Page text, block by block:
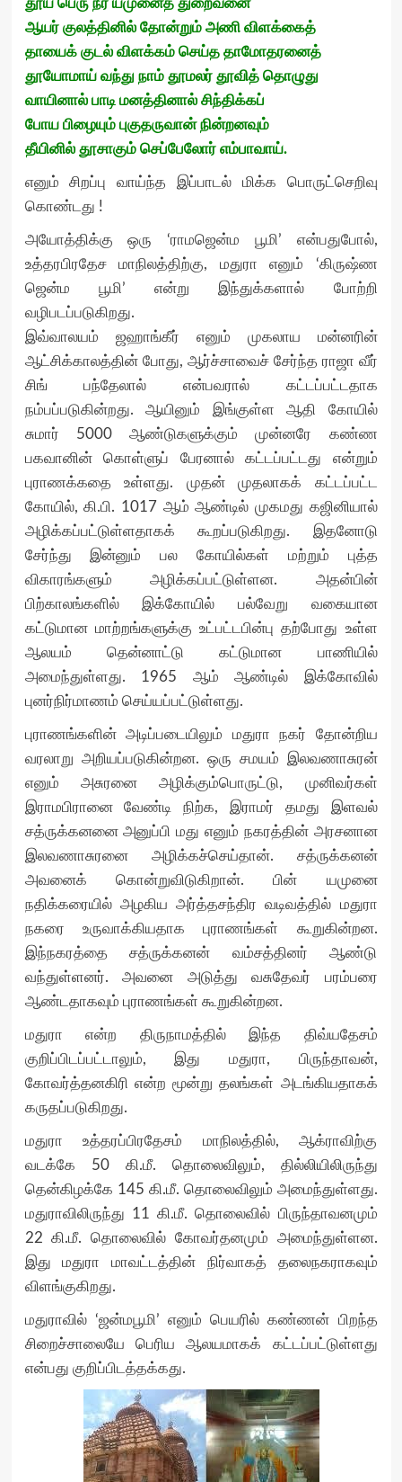
தூய பெரு நீர் யமுனைத் துறைவனை
ஆயர் குலத்தினில் தோன்றும் அணி விளக்கைத்
தாயைக் குடல் விளக்கம் செய்த தாமோதரனைத்
தூயோமாய் வந்து நாம் தூமலர் தூவித் தொழுது
வாயினால் பாடி மனத்தினால் சிந்திக்கப்
போய பிழையும் புகுதருவான் நின்றனவும்
தீயினில் தூசாகும் செப்பேலோர் எம்பாவாய்.
எனும் சிறப்பு வாய்ந்த இப்பாடல் மிக்க பொருட்செறிவு
கொண்டது !
அயோத்திக்கு ஒரு ‘ராமஜென்ம பூமி’ என்பதுபோல்,
உத்தரபிரதேச மாநிலத்திற்கு, மதுரா எனும் ‘கிருஷ்ண
ஜென்ம பூமி’ என்று இந்துக்களால் போற்றி
வழிபடப்படுகிறது.
இவ்வாலயம் ஜஹாங்கீர் எனும் முகலாய மன்னரின்
ஆட்சிக்காலத்தின் போது, ஆர்ச்சாவைச் சேர்ந்த ராஜா வீர்
சிங் பந்தேலால் என்பவரால் கட்டப்பட்டதாக
நம்பப்படுகின்றது. ஆயினும் இங்குள்ள ஆதி கோயில்
சுமார் 5000 ஆண்டுகளுக்கும் முன்னரே கண்ண
பகவானின் கொள்ளுப் பேரனால் கட்டப்பட்டது என்றும்
புராணக்கதை உள்ளது. முதன் முதலாகக் கட்டப்பட்ட
கோயில், கி.பி. 1017 ஆம் ஆண்டில் முகமது கஜினியால்
அழிக்கப்பட்டுள்ளதாகக் கூறப்படுகிறது. இதனோடு
சேர்ந்து இன்னும் பல கோயில்கள் மற்றும் புத்த
விகாரங்களும் அழிக்கப்பட்டுள்ளன. அதன்பின்
பிற்காலங்களில் இக்கோயில் பல்வேறு வகையான
கட்டுமான மாற்றங்களுக்கு உட்பட்டபின்பு தற்போது உள்ள
ஆலயம் தென்னாட்டு கட்டுமான பாணியில்
அமைந்துள்ளது. 1965 ஆம் ஆண்டில் இக்கோவில்
புனர்நிர்மாணம் செய்யப்பட்டுள்ளது.
புராணங்களின் அடிப்படையிலும் மதுரா நகர் தோன்றிய
வரலாறு அறியப்படுகின்றன. ஒரு சமயம் இலவணாசுரன்
எனும் அசுரனை அழிக்கும்பொருட்டு, முனிவர்கள்
இராமபிரானை வேண்டி நிற்க, இராமர் தமது இளவல்
சத்ருக்கனனை அனுப்பி மது எனும் நகரத்தின் அரசனான
இலவணாசுரனை அழிக்கச்செய்தான். சத்ருக்கனன்
அவனைக் கொன்றுவிடுகிறான். பின் யமுனை
நதிக்கரையில் அழகிய அர்த்தசந்திர வடிவத்தில் மதுரா
நகரை உருவாக்கியதாக புராணங்கள் கூறுகின்றன.
இந்நகரத்தை சத்ருக்கனன் வம்சத்தினர் ஆண்டு
வந்துள்ளனர். அவனை அடுத்து வசுதேவர் பரம்பரை
ஆண்டதாகவும் புராணங்கள் கூறுகின்றன.
மதுரா என்ற திருநாமத்தில் இந்த திவ்யதேசம்
குறிப்பிடப்பட்டாலும், இது மதுரா, பிருந்தாவன்,
கோவர்த்தனகிரி என்ற மூன்று தலங்கள் அடங்கியதாகக்
கருதப்படுகிறது.
மதுரா உத்தரப்பிரதேசம் மாநிலத்தில், ஆக்ராவிற்கு
வடக்கே 50 கி.மீ. தொலைவிலும், தில்லியிலிருந்து
தென்கிழக்கே 145 கி.மீ. தொலைவிலும் அமைந்துள்ளது.
மதுராவிலிருந்து 11 கி.மீ. தொலைவில் பிருந்தாவனமும்
22 கி.மீ. தொலைவில் கோவர்தனமும் அமைந்துள்ளன.
இது மதுரா மாவட்டத்தின் நிர்வாகத் தலைநகராகவும்
விளங்குகிறது.
மதுராவில் ‘ஜன்மபூமி’ எனும் பெயரில் கண்ணன் பிறந்த
சிறைச்சாலையே பெரிய ஆலயமாகக் கட்டப்பட்டுள்ளது
என்பது குறிப்பிடத்தக்கது.